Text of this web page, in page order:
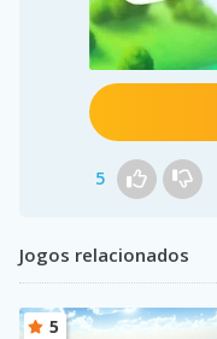
5
Jogos relacionados
5